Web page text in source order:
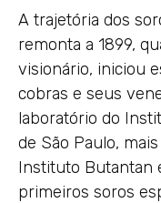
A trajetória dos
remonta a 1899,
visionário, iniciou
cobras e seus
laboratório do
de São Paulo,
Instituto Butantan
primeiros soros